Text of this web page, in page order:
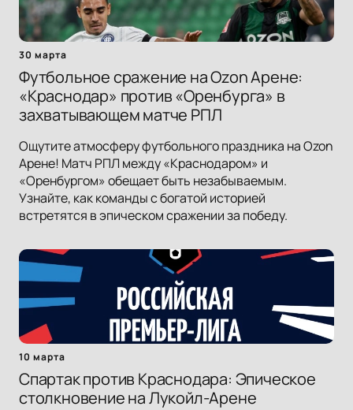
30 марта
Футбольное сражение на Ozon Арене:
«Краснодар» против «Оренбурга» в
захватывающем матче РПЛ
Ощутите атмосферу футбольного праздника на Ozon
Арене! Матч РПЛ между «Краснодаром» и
«Оренбургом» обещает быть незабываемым.
Узнайте, как команды с богатой историей
встретятся в эпическом сражении за победу.
10 марта
Спартак против Краснодара: Эпическое
столкновение на Лукойл-Арене